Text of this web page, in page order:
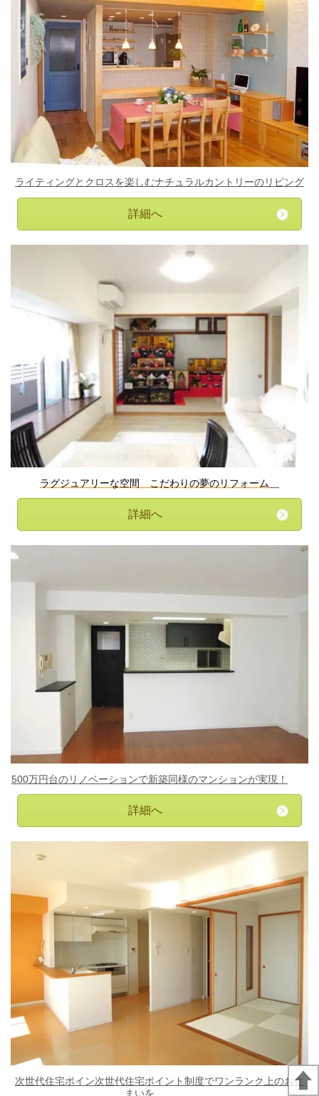
ライティングとクロスを楽しむナチュラルカントリーのリビング
詳細へ
ラグジュアリーな空間 こだわりの夢のリフォーム
詳細へ
500万円台のリノベーションで新築同様のマンションが実現！
詳細へ
次世代住宅ポイン次世代住宅ポイント制度でワンランク上のお住
まいを